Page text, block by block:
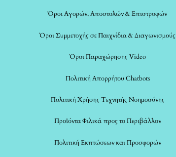
Όροι Αγορών, Αποστολών & Επιστροφών
Όροι Συμμετοχής σε Παιχνίδια & Διαγωνισμούς
Όροι Παραχώρησης Video
Πολιτική Απορρήτου Chatbots
Πολιτική Χρήσης Τεχνητής Νοημοσύνης
Προϊόντα Φιλικά προς το Περιβάλλον
Πολιτική Εκπτώσεων και Προσφορών